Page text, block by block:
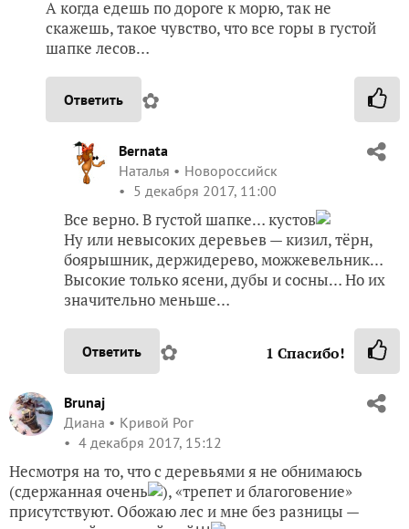
А когда едешь по дороге к морю, так не
скажешь, такое чувство, что все горы в густой
шапке лесов…
Ответить ✿
Bernata
Наталья
Новороссийск
5 декабря 2017, 11:00
Все верно. В густой шапке… кустов
Ну или невысоких деревьев — кизил, тёрн,
боярышник, держидерево, можжевельник…
Высокие только ясени, дубы и сосны… Но их
значительно меньше…
Ответить ✿ 1 Спасибо!
Brunaj
Диана
Кривой Рог
4 декабря 2017, 15:12
Несмотря на то, что с деревьями я не обнимаюсь
(сдержанная очень
), «трепет и благоговение»
присутствуют. Обожаю лес и мне без разницы —